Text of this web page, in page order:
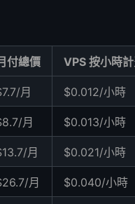
付總價 VPS 按小時
月 $0.012/小時
月 $0.013/小時
月 $0.021/小時
月 $0.040/小時